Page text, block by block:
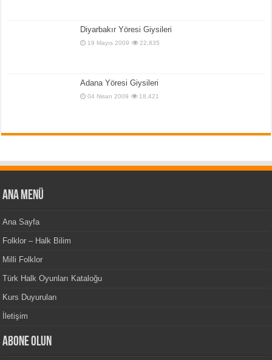
Diyarbakır Yöresi Giysileri
19 Mayıs 2009 22,835
Adana Yöresi Giysileri
04 Nisan 2009 18,421
Ana Menü
Ana Sayfa
Folklor – Halk Bilim
Milli Folklor
Türk Halk Oyunları Kataloğu
Kurs Duyuruları
İletişim
Abone Olun